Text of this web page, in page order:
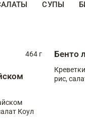
СУПЫ
464 г
Коул
Бенто
рис,